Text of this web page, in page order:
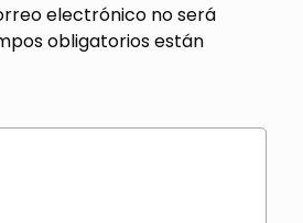
electrónico no será
obligatorios están